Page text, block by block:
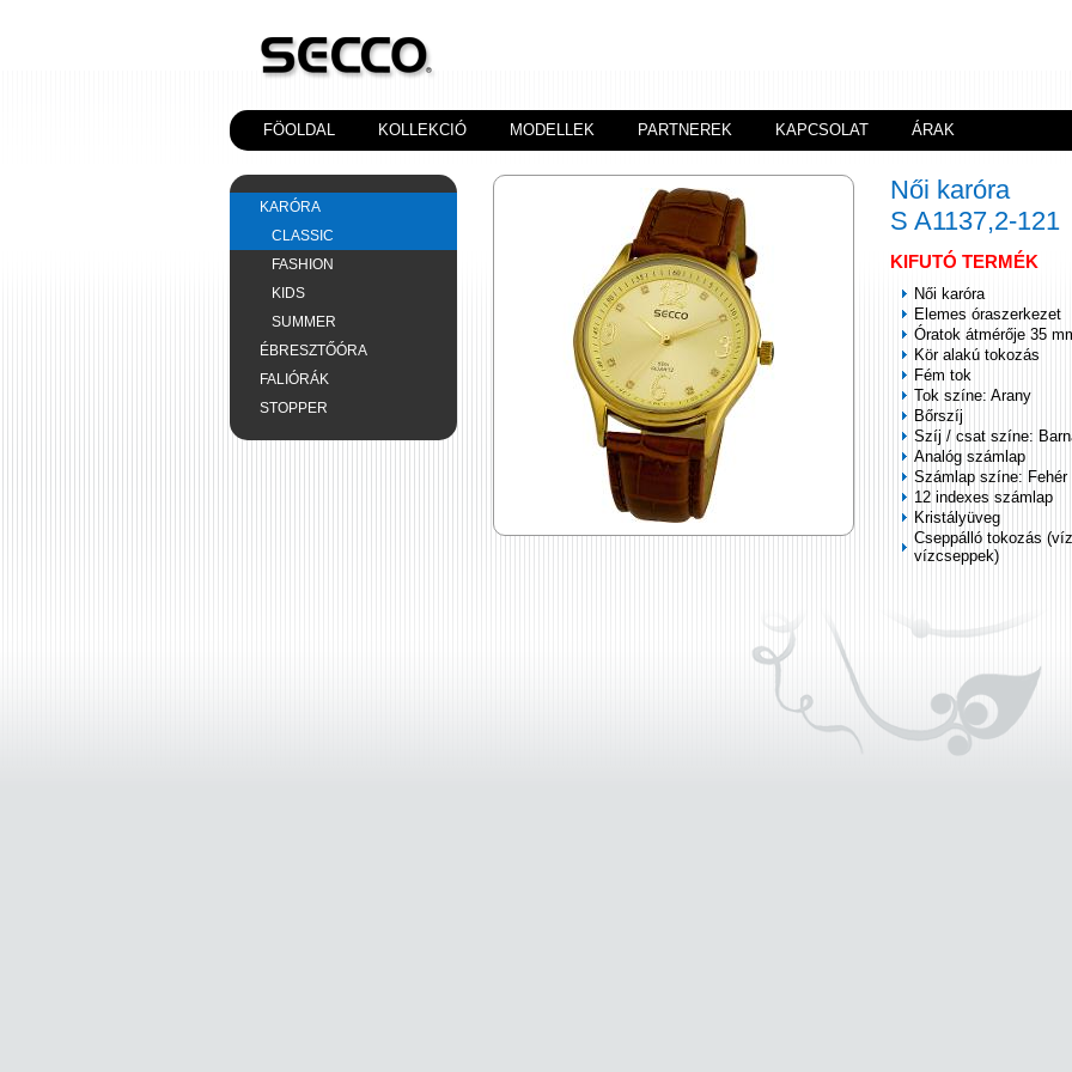
FÖOLDAL KOLLEKCIÓ MODELLEK PARTNEREK KAPCSOLAT ÁRAK
KARÓRA
CLASSIC
FASHION
KIDS
SUMMER
ÉBRESZTŐÓRA
FALIÓRÁK
STOPPER
Női karóra
S A1137,2-121
KIFUTÓ TERMÉK
Női karóra
Elemes óraszerkezet
Óratok átmérője 35
Kör alakú tokozás
Fém tok
Tok színe: Arany
Bőrszíj
Szíj / csat színe:
Analóg számlap
Számlap színe: Fehér
12 indexes számlap
Kristályüveg
Cseppálló tokozás
vízcseppek)